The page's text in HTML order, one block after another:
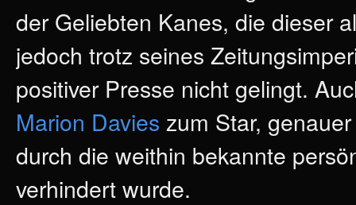
der Geliebten Kanes, die dieser
jedoch trotz seines
positiver Presse nicht gelingt.
Marion Davies zum Star,
durch die weithin bekannte
verhindert wurde.